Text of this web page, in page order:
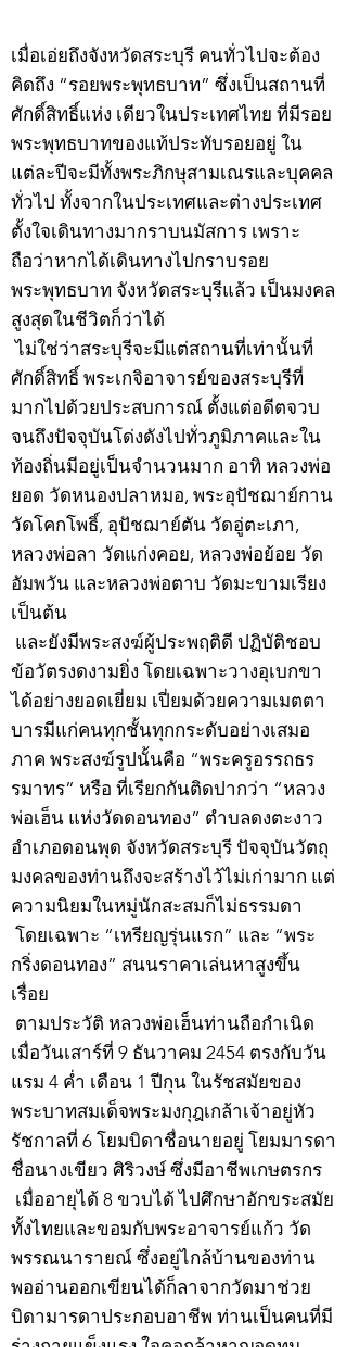
เมื่อเอ่ยถึงจังหวัดสระบุรี คนทั่วไปจะต้อง
คิดถึง “รอยพระพุทธบาท” ซึ่งเป็นสถานที่
ศักดิ์สิทธิ์แห่ง เดียวในประเทศไทย ที่มีรอย
พระพุทธบาทของแท้ประทับรอยอยู่ ใน
แต่ละปีจะมีทั้งพระภิกษุสามเณรและบุคคล
ทั่วไป ทั้งจากในประเทศและต่างประเทศ
ตั้งใจเดินทางมากราบนมัสการ เพราะ
ถือว่าหากได้เดินทางไปกราบรอย
พระพุทธบาท จังหวัดสระบุรีแล้ว เป็นมงคล
สูงสุดในชีวิตก็ว่าได้
ไม่ใช่ว่าสระบุรีจะมีแต่สถานที่เท่านั้นที่
ศักดิ์สิทธิ์ พระเกจิอาจารย์ของสระบุรีที่
มากไปด้วยประสบการณ์ ตั้งแต่อดีตจวบ
จนถึงปัจจุบันโด่งดังไปทั่วภูมิภาคและใน
ท้องถิ่นมีอยู่เป็นจำนวนมาก อาทิ หลวงพ่อ
ยอด วัดหนองปลาหมอ, พระอุปัชฌาย์กาน
วัดโคกโพธิ์, อุปัชฌาย์ตัน วัดอู่ตะเภา,
หลวงพ่อลา วัดแก่งคอย, หลวงพ่อย้อย วัด
อัมพวัน และหลวงพ่อตาบ วัดมะขามเรียง
เป็นต้น
และยังมีพระสงฆ์ผู้ประพฤติดี ปฏิบัติชอบ
ข้อวัตรงดงามยิ่ง โดยเฉพาะวางอุเบกขา
ได้อย่างยอดเยี่ยม เปี่ยมด้วยความเมตตา
บารมีแก่คนทุกชั้นทุกกระดับอย่างเสมอ
ภาค พระสงฆ์รูปนั้นคือ “พระครูอรรถธร
รมาทร” หรือ ที่เรียกกันติดปากว่า “หลวง
พ่อเฮ็น แห่งวัดดอนทอง” ตำบลดงตะงาว
อำเภอดอนพุด จังหวัดสระบุรี ปัจจุบันวัตถุ
มงคลของท่านถึงจะสร้างไว้ไม่เก่ามาก แต่
ความนิยมในหมู่นักสะสมก็ไม่ธรรมดา
โดยเฉพาะ “เหรียญรุ่นแรก” และ “พระ
กริ่งดอนทอง” สนนราคาเล่นหาสูงขึ้น
เรื่อย
ตามประวัติ หลวงพ่อเฮ็นท่านถือกำเนิด
เมื่อวันเสาร์ที่ 9 ธันวาคม 2454 ตรงกับวัน
แรม 4 ค่ำ เดือน 1 ปีกุน ในรัชสมัยของ
พระบาทสมเด็จพระมงกุฎเกล้าเจ้าอยู่หัว
รัชกาลที่ 6 โยมบิดาชื่อนายอยู่ โยมมารดา
ชื่อนางเขียว ศิริวงษ์ ซึ่งมีอาชีพเกษตรกร
เมื่ออายุได้ 8 ขวบได้ ไปศึกษาอักขระสมัย
ทั้งไทยและขอมกับพระอาจารย์แก้ว วัด
พรรณนารายณ์ ซึ่งอยู่ไกล้บ้านของท่าน
พออ่านออกเขียนได้ก็ลาจากวัดมาช่วย
บิดามารดาประกอบอาชีพ ท่านเป็นคนที่มี